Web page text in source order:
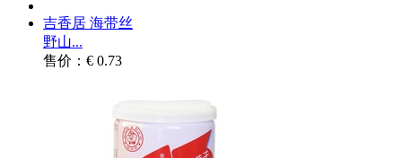
吉香居 海带丝
野山...
售价：€ 0.73